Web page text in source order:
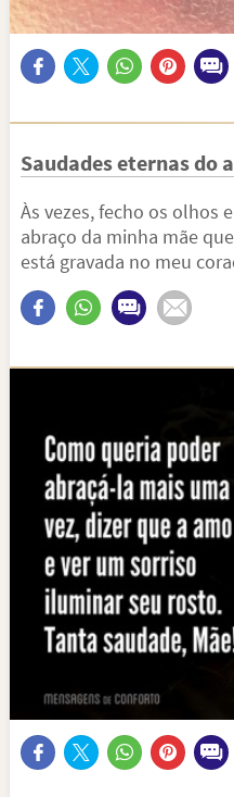
Saudades eternas do
Às vezes, fecho os olhos
abraço da minha mãe
está gravada no meu